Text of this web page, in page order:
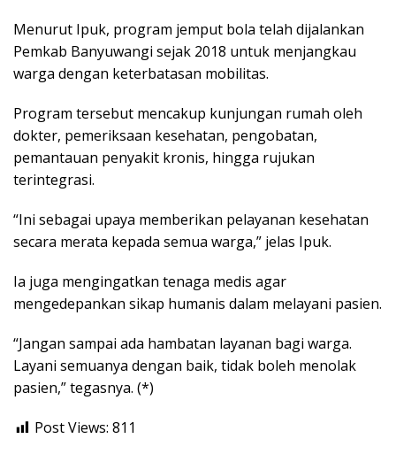
Menurut Ipuk, program jemput bola telah dijalankan
Pemkab Banyuwangi sejak 2018 untuk menjangkau
warga dengan keterbatasan mobilitas.
Program tersebut mencakup kunjungan rumah oleh
dokter, pemeriksaan kesehatan, pengobatan,
pemantauan penyakit kronis, hingga rujukan
terintegrasi.
“Ini sebagai upaya memberikan pelayanan kesehatan
secara merata kepada semua warga,” jelas Ipuk.
Ia juga mengingatkan tenaga medis agar
mengedepankan sikap humanis dalam melayani pasien.
“Jangan sampai ada hambatan layanan bagi warga.
Layani semuanya dengan baik, tidak boleh menolak
pasien,” tegasnya. (*)
Post Views: 811